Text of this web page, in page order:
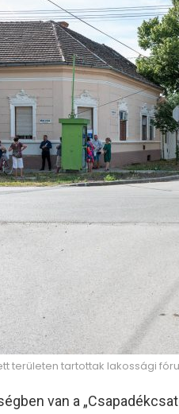
területen tartottak lakossági
van a